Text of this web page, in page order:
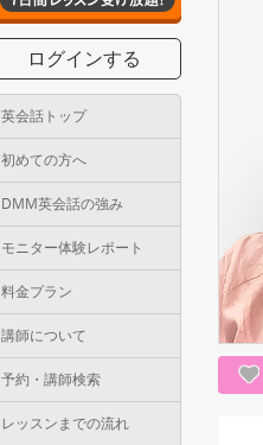
ログインする
英会話トップ
初めての方へ
DMM英会話の強み
モニター体験レポート
料金プラン
講師について
予約・講師検索
レッスンまでの流れ